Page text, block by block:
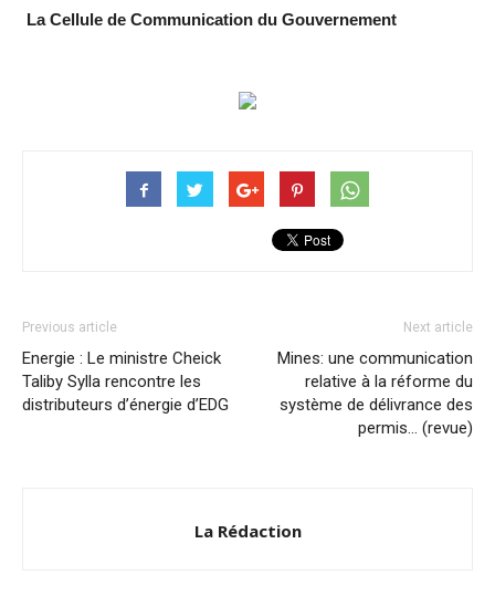
La Cellule de Communication du Gouvernement
Previous article
Energie : Le ministre Cheick
Taliby Sylla rencontre les
distributeurs d’énergie d’EDG
Next article
Mines: une communication
relative à la réforme du
système de délivrance des
permis… (revue)
La Rédaction